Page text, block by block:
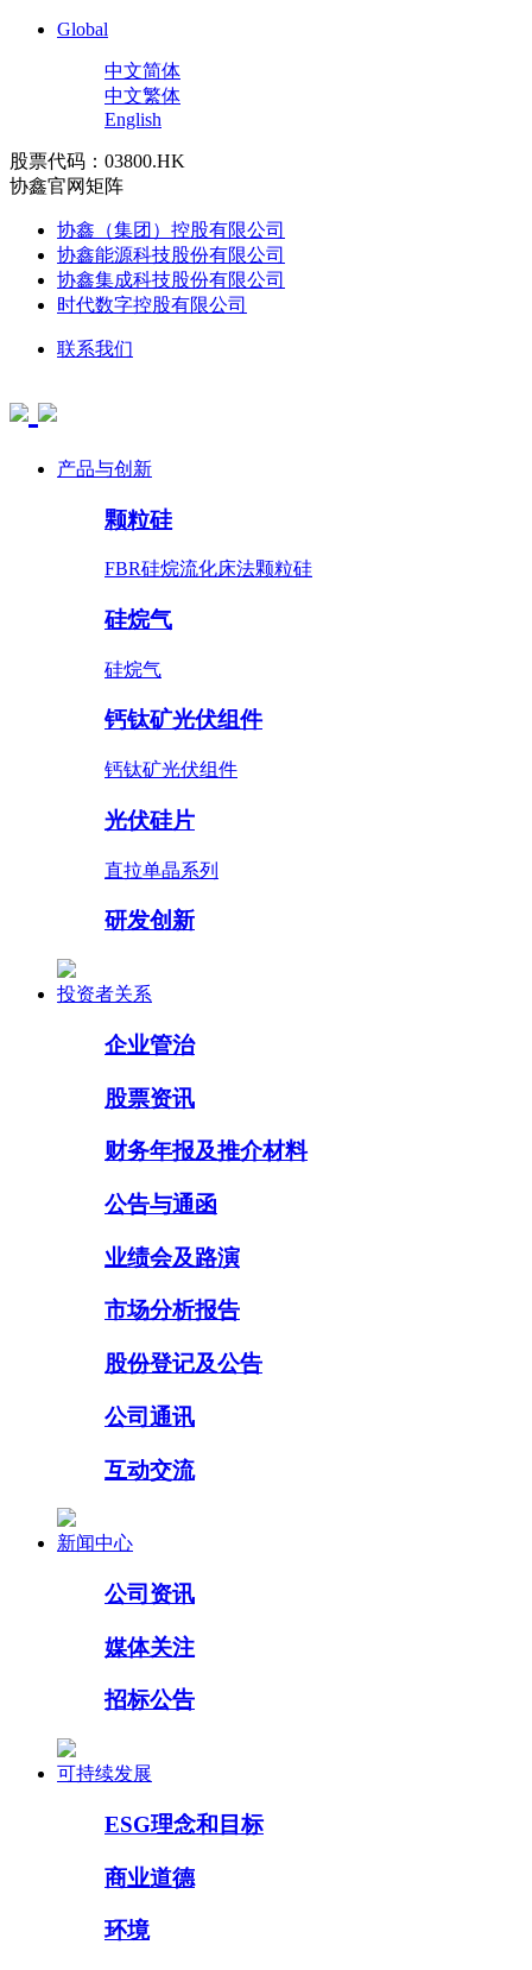
Global
中文简体
中文繁体
English
股票代码：03800.HK
协鑫官网矩阵
协鑫（集团）控股有限公司
协鑫能源科技股份有限公司
协鑫集成科技股份有限公司
时代数字控股有限公司
联系我们
产品与创新
颗粒硅
FBR硅烷流化床法颗粒硅
硅烷气
硅烷气
钙钛矿光伏组件
钙钛矿光伏组件
光伏硅片
直拉单晶系列
研发创新
投资者关系
企业管治
股票资讯
财务年报及推介材料
公告与通函
业绩会及路演
市场分析报告
股份登记及公告
公司通讯
互动交流
新闻中心
公司资讯
媒体关注
招标公告
可持续发展
ESG理念和目标
商业道德
环境